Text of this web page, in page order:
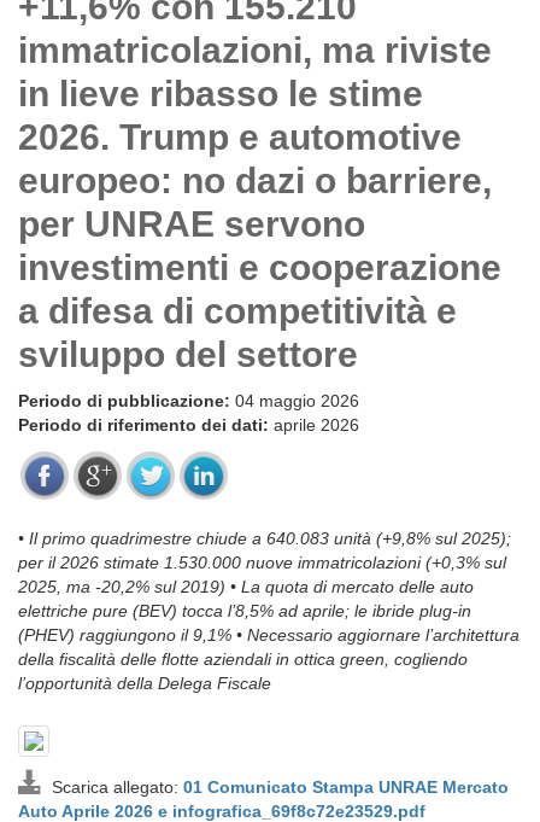
immatricolazioni, ma riviste
in lieve ribasso le stime
2026. Trump e automotive
europeo: no dazi o barriere,
per UNRAE servono
investimenti e cooperazione
a difesa di competitività e
sviluppo del settore
Periodo di pubblicazione: 04 maggio 2026
Periodo di riferimento dei dati: aprile 2026
• Il primo quadrimestre chiude a 640.083 unità (+9,8% sul 2025);
per il 2026 stimate 1.530.000 nuove immatricolazioni (+0,3% sul
2025, ma -20,2% sul 2019) • La quota di mercato delle auto
elettriche pure (BEV) tocca l’8,5% ad aprile; le ibride plug-in
(PHEV) raggiungono il 9,1% • Necessario aggiornare l’architettura
della fiscalità delle flotte aziendali in ottica green, cogliendo
l’opportunità della Delega Fiscale
Scarica allegato: 01 Comunicato Stampa UNRAE Mercato
Auto Aprile 2026 e infografica_69f8c72e23529.pdf